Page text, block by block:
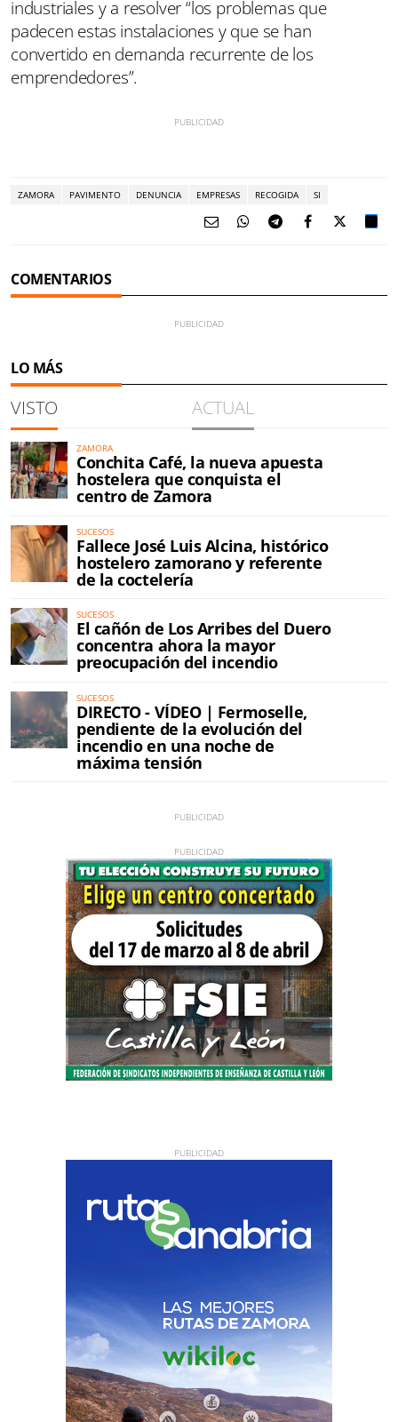
industriales y a resolver “los problemas que
padecen estas instalaciones y que se han
convertido en demanda recurrente de los
emprendedores”.
ZAMORA PAVIMENTO DENUNCIA EMPRESAS RECOGIDA SI
COMENTARIOS
LO MÁS
VISTO ACTUAL
ZAMORA
Conchita Café, la nueva apuesta
hostelera que conquista el
centro de Zamora
SUCESOS
Fallece José Luis Alcina, histórico
hostelero zamorano y referente
de la coctelería
SUCESOS
El cañón de Los Arribes del Duero
concentra ahora la mayor
preocupación del incendio
SUCESOS
DIRECTO - VÍDEO | Fermoselle,
pendiente de la evolución del
incendio en una noche de
máxima tensión